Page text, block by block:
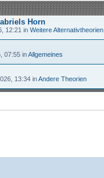
Horn
12:21 in Weitere Alternativtheorien
07:55 inAllgemeines
13:34 inAndere Theorien